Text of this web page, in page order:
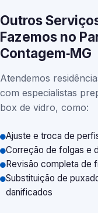
Outros
Fazemos no
Contagem‑MG
Atendemos
com especialistas
box de vidro, como:
Ajuste e troca de
Correção de folgas e
Revisão completa de
Substituição de
danificados